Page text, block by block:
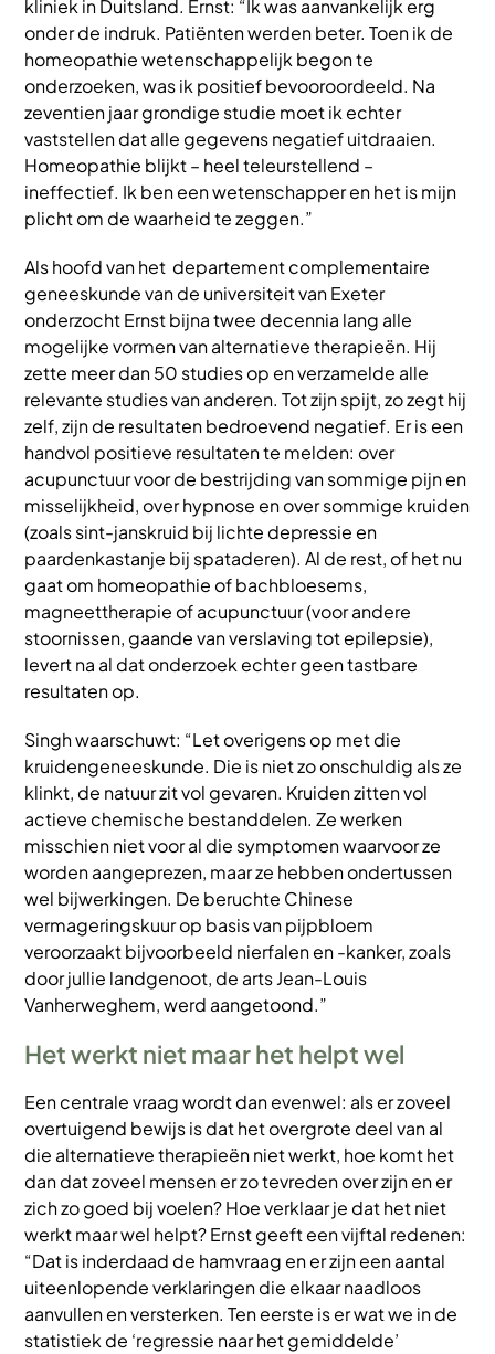
kliniek in Duitsland. Ernst: “Ik was aanvankelijk erg
onder de indruk. Patiënten werden beter. Toen ik de
homeopathie wetenschappelijk begon te
onderzoeken, was ik positief bevooroordeeld. Na
zeventien jaar grondige studie moet ik echter
vaststellen dat alle gegevens negatief uitdraaien.
Homeopathie blijkt – heel teleurstellend –
ineffectief. Ik ben een wetenschapper en het is mijn
plicht om de waarheid te zeggen.”
Als hoofd van het departement complementaire
geneeskunde van de universiteit van Exeter
onderzocht Ernst bijna twee decennia lang alle
mogelijke vormen van alternatieve therapieën. Hij
zette meer dan 50 studies op en verzamelde alle
relevante studies van anderen. Tot zijn spijt, zo zegt hij
zelf, zijn de resultaten bedroevend negatief. Er is een
handvol positieve resultaten te melden: over
acupunctuur voor de bestrijding van sommige pijn en
misselijkheid, over hypnose en over sommige kruiden
(zoals sint-janskruid bij lichte depressie en
paardenkastanje bij spataderen). Al de rest, of het nu
gaat om homeopathie of bachbloesems,
magneettherapie of acupunctuur (voor andere
stoornissen, gaande van verslaving tot epilepsie),
levert na al dat onderzoek echter geen tastbare
resultaten op.
Singh waarschuwt: “Let overigens op met die
kruidengeneeskunde. Die is niet zo onschuldig als ze
klinkt, de natuur zit vol gevaren. Kruiden zitten vol
actieve chemische bestanddelen. Ze werken
misschien niet voor al die symptomen waarvoor ze
worden aangeprezen, maar ze hebben ondertussen
wel bijwerkingen. De beruchte Chinese
vermageringskuur op basis van pijpbloem
veroorzaakt bijvoorbeeld nierfalen en -kanker, zoals
door jullie landgenoot, de arts Jean-Louis
Vanherweghem, werd aangetoond.”
Het werkt niet maar het helpt wel
Een centrale vraag wordt dan evenwel: als er zoveel
overtuigend bewijs is dat het overgrote deel van al
die alternatieve therapieën niet werkt, hoe komt het
dan dat zoveel mensen er zo tevreden over zijn en er
zich zo goed bij voelen? Hoe verklaar je dat het niet
werkt maar wel helpt? Ernst geeft een vijftal redenen:
“Dat is inderdaad de hamvraag en er zijn een aantal
uiteenlopende verklaringen die elkaar naadloos
aanvullen en versterken. Ten eerste is er wat we in de
statistiek de ‘regressie naar het gemiddelde’